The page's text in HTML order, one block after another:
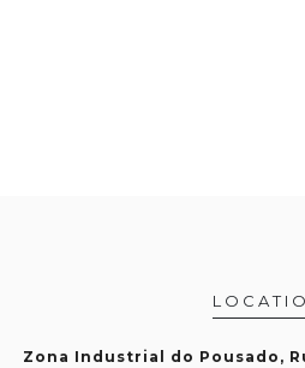
Zona Industrial do Pousado,